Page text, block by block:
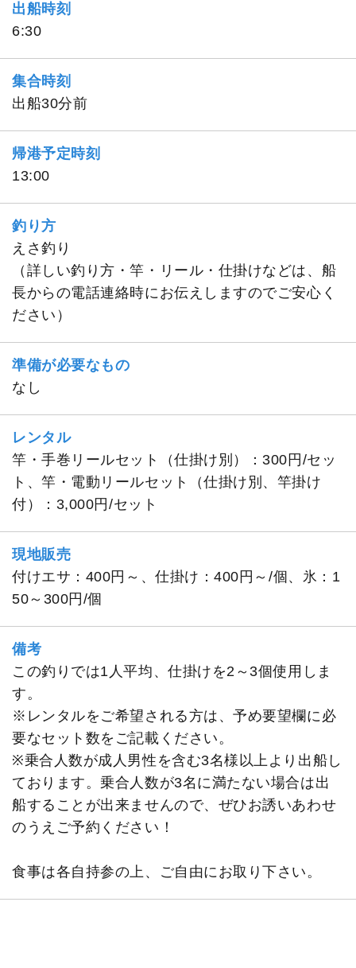
出船時刻
6:30
集合時刻
出船30分前
帰港予定時刻
13:00
釣り方
えさ釣り
（詳しい釣り方・竿・リール・仕掛けなどは、船
長からの電話連絡時にお伝えしますのでご安心く
ださい）
準備が必要なもの
なし
レンタル
竿・手巻リールセット（仕掛け別）：300円/セッ
ト、竿・電動リールセット（仕掛け別、竿掛け
付）：3,000円/セット
現地販売
付けエサ：400円～、仕掛け：400円～/個、氷：1
50～300円/個
備考
この釣りでは1人平均、仕掛けを2～3個使用しま
す。
※レンタルをご希望される方は、予め要望欄に必
要なセット数をご記載ください。
※乗合人数が成人男性を含む3名様以上より出船し
ております。乗合人数が3名に満たない場合は出
船することが出来ませんので、ぜひお誘いあわせ
のうえご予約ください！
食事は各自持参の上、ご自由にお取り下さい。